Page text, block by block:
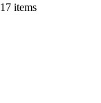
17 items